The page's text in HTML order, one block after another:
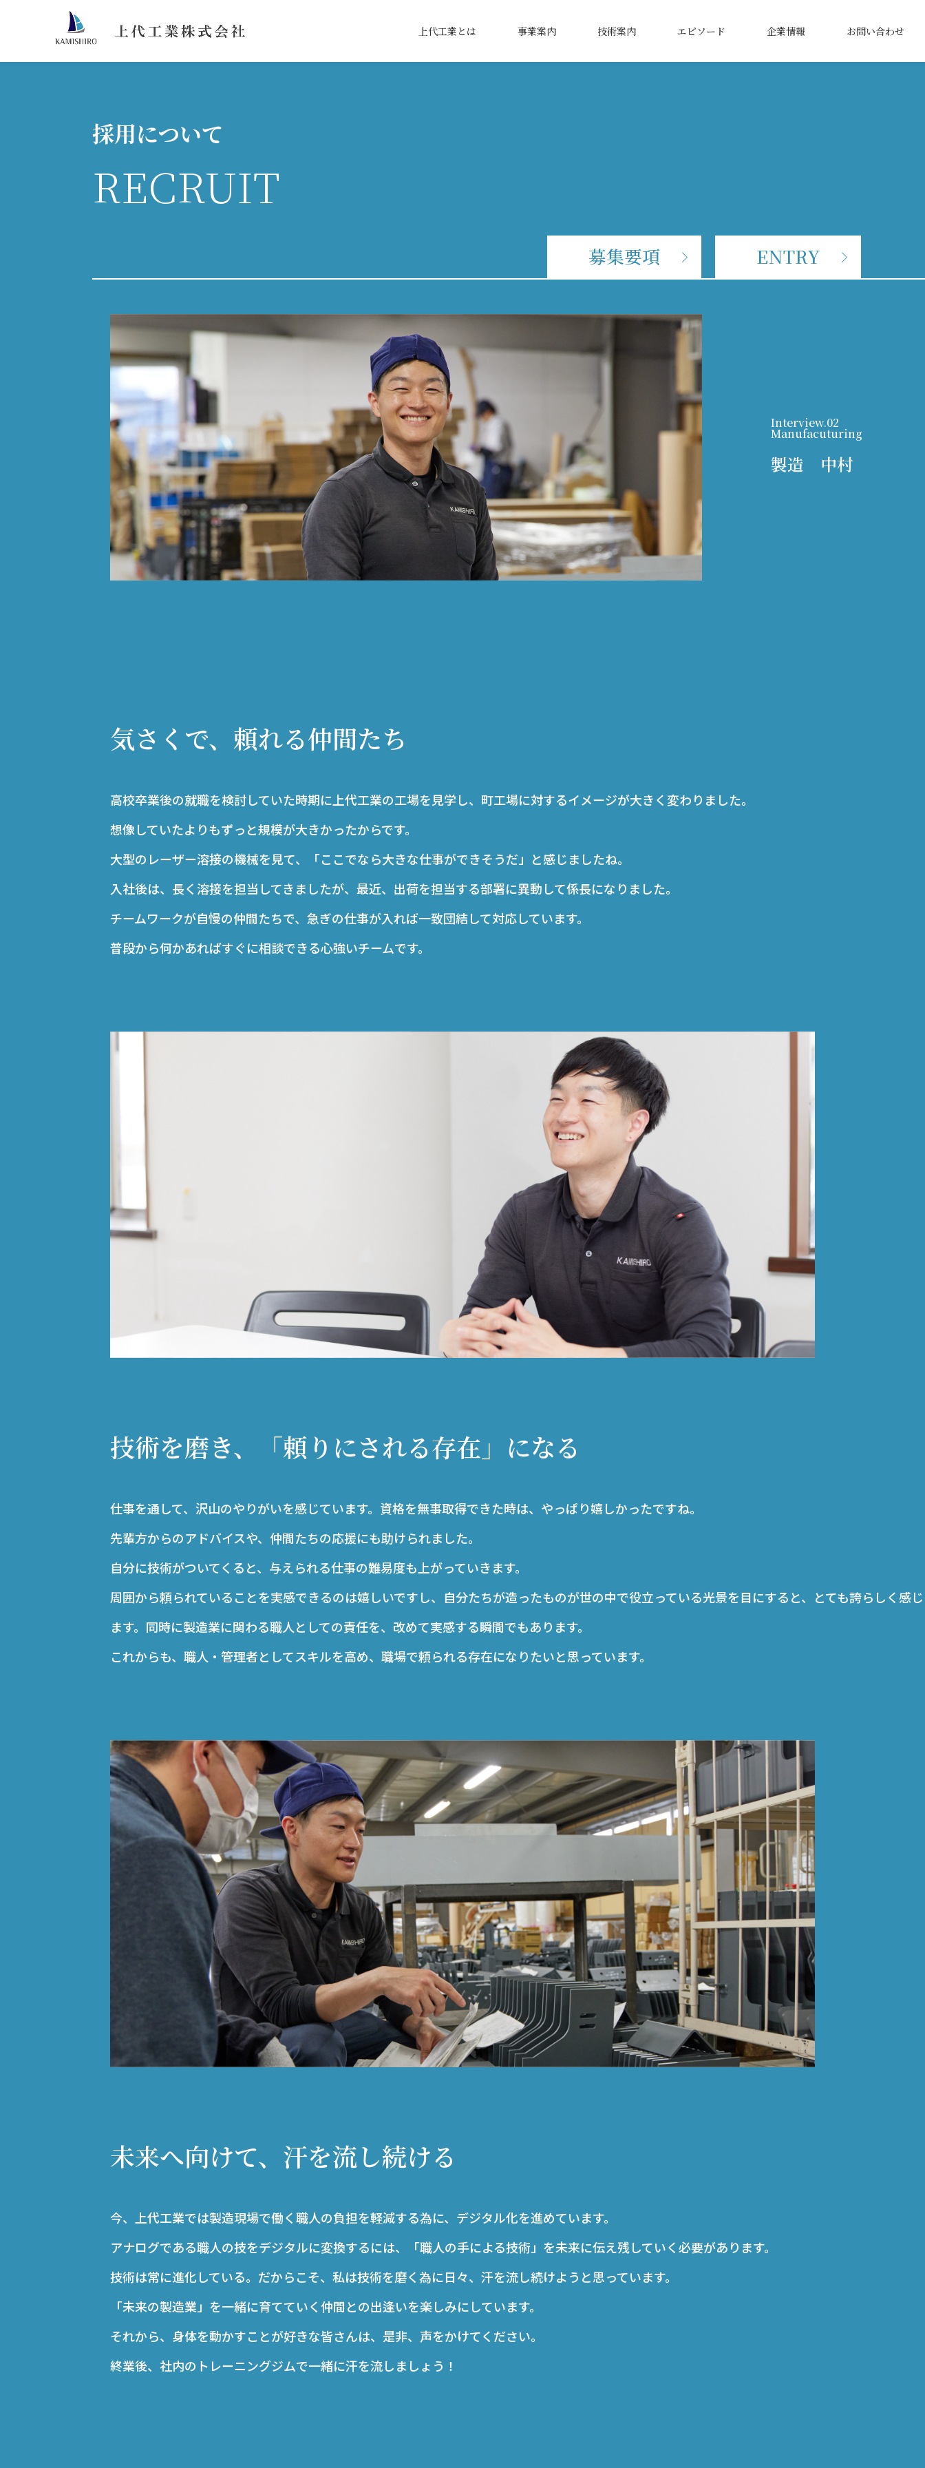
上代工業とは 事業案内 技術案内 エピソード 企業情報 お問い合わせ
採用について
RECRUIT
募集要項 ENTRY
Interview.02
Manufacuturing
製造 中村
気さくで、頼れる仲間たち
高校卒業後の就職を検討していた時期に上代工業の工場を見学し、町工場に対するイメージが大きく変わりました。
想像していたよりもずっと規模が大きかったからです。
大型のレーザー溶接の機械を見て、「ここでなら大きな仕事ができそうだ」と感じましたね。
入社後は、長く溶接を担当してきましたが、最近、出荷を担当する部署に異動して係長になりました。
チームワークが自慢の仲間たちで、急ぎの仕事が入れば一致団結して対応しています。
普段から何かあればすぐに相談できる心強いチームです。
技術を磨き、「頼りにされる存在」になる
仕事を通して、沢山のやりがいを感じています。資格を無事取得できた時は、やっぱり嬉しかったですね。
先輩方からのアドバイスや、仲間たちの応援にも助けられました。
自分に技術がついてくると、与えられる仕事の難易度も上がっていきます。
周囲から頼られていることを実感できるのは嬉しいですし、自分たちが造ったものが世の中で役立っている光景を目にすると、とても誇らしく感じ
ます。同時に製造業に関わる職人としての責任を、改めて実感する瞬間でもあります。
これからも、職人・管理者としてスキルを高め、職場で頼られる存在になりたいと思っています。
未来へ向けて、汗を流し続ける
今、上代工業では製造現場で働く職人の負担を軽減する為に、デジタル化を進めています。
アナログである職人の技をデジタルに変換するには、「職人の手による技術」を未来に伝え残していく必要があります。
技術は常に進化している。だからこそ、私は技術を磨く為に日々、汗を流し続けようと思っています。
「未来の製造業」を一緒に育てていく仲間との出逢いを楽しみにしています。
それから、身体を動かすことが好きな皆さんは、是非、声をかけてください。
終業後、社内のトレーニングジムで一緒に汗を流しましょう！